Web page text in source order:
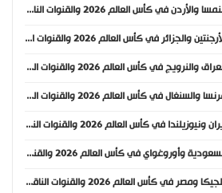
موعد مباراة النمسا والأردن في كأس العالم 2026 والقنوات الناقلة
موعد مباراة الأرجنتين والجزائر في كأس العالم 2026 والقنوات الناقلة
موعد مباراة العراق والنرويج في كأس العالم 2026 والقنوات الناقلة
موعد مباراة فرنسا والسنغال في كأس العالم 2026 والقنوات الناقلة
موعد مباراة إيران ونيوزيلندا في كأس العالم 2026 والقنوات الناقلة
موعد مباراة السعودية وأوروغواي في كأس العالم 2026 والقنوات الناقلة
موعد مباراة بلجيكا ومصر في كأس العالم 2026 والقنوات الناقلة